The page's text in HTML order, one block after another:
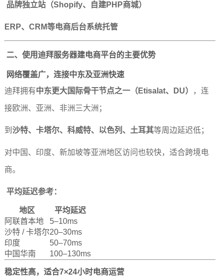
品牌独立站（Shopify、自建PHP商城）
ERP、CRM等电商后台系统托管
二、使用迪拜服务器建电商平台的主要优势
网络覆盖广，连接中东及亚洲快速
迪拜拥有中东更大国际骨干节点之一（Etisalat、DU） ，连
接欧洲、亚洲、非洲三大洲；
到 沙特、卡塔尔、科威特、以色列、土耳其等周边延迟低；
对中国、印度、新加坡等亚洲地区访问也较快，适合跨境电
商。
平均延迟参考：
地区
平均延迟
阿联酋本地
5–10ms
沙特 / 卡塔尔20–30ms
印度
50–70ms
中国华南
100–130ms
稳定性高，适合7×24小时电商运营